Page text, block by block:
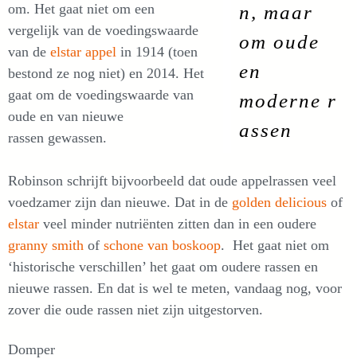
n, maar
om oude
en
moderne r
assen
om. Het gaat niet om een
vergelijk van de voedingswaarde
van de elstar appel in 1914 (toen
bestond ze nog niet) en 2014. Het
gaat om de voedingswaarde van
oude en van nieuwe
rassen gewassen.
Robinson schrijft bijvoorbeeld dat oude appelrassen veel
voedzamer zijn dan nieuwe. Dat in de golden delicious of
elstar veel minder nutriënten zitten dan in een oudere
granny smith of schone van boskoop. Het gaat niet om
‘historische verschillen’ het gaat om oudere rassen en
nieuwe rassen. En dat is wel te meten, vandaag nog, voor
zover die oude rassen niet zijn uitgestorven.
Domper